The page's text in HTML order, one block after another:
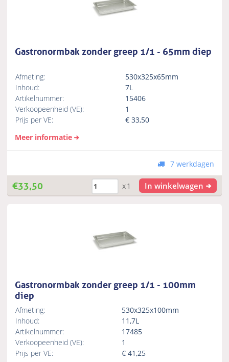
Gastronormbak zonder greep 1/1 - 65mm diep
Afmeting:
530x325x65mm
Inhoud:
7L
Artikelnummer:
15406
Verkoopeenheid (VE):
1
Prijs per VE:
€33,50
Meer informatie
7 werkdagen
€33,50 x1 In winkelwagen
Gastronormbak zonder greep 1/1 - 100mm
diep
Afmeting:
530x325x100mm
Inhoud:
11,7L
Artikelnummer:
17485
Verkoopeenheid (VE):
1
Prijs per VE:
€41,25